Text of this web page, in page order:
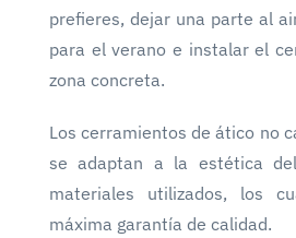
prefieres, dejar una parte al
para el verano e instalar el
zona concreta.
Los cerramientos de ático no
se adaptan a la estética
materiales utilizados, los
máxima garantía de calidad.